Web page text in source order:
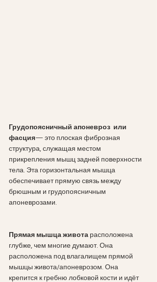
Грудопоясничный апоневроз  или
фасция— это плоская фиброзная
структура, служащая местом
прикрепления мышц задней поверхности
тела. Эта горизонтальная мышца
обеспечивает прямую связь между
брюшным и грудопоясничным
апоневрозами.
Прямая мышца живота расположена
глубже, чем многие думают. Она
расположена под влагалищем прямой
мышцы живота/апоневрозом. Она
крепится к гребню лобковой кости и идёт